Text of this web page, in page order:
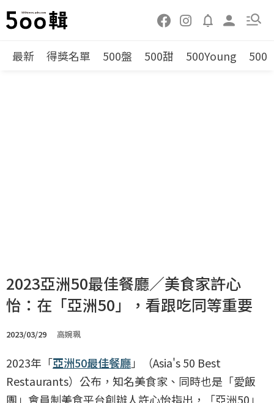
最新 得獎名單 500盤 500甜 500Young 500
2023亞洲50最佳餐廳／美食家許心
怡：在「亞洲50」，看跟吃同等重要
2023/03/29 高婉珮
2023年「亞洲50最佳餐廳」（Asia's 50 Best
Restaurants）公布，知名美食家、同時也是「愛飯
團」會員制美食平台創辦人許心怡指出，「亞洲50」